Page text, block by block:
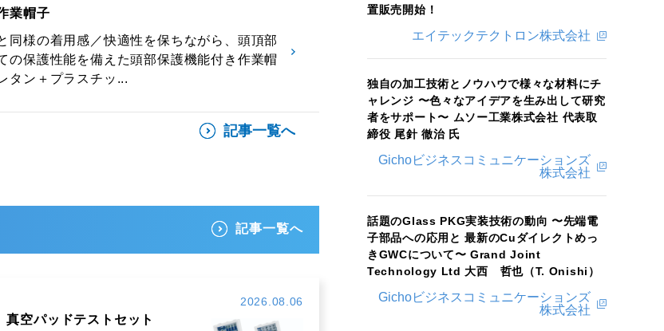
業帽子
同様の着用感／快適性を保ちながら、頭頂部
の保護性能を備えた頭部保護機能付き作業帽
タン＋プラスチッ...
記事一覧へ
記事一覧へ
2026.08.06
真空パッドテストセット
置販売開始！
エイテックテクトロン株式会社
独自の加工技術とノウハウで様々な材料にチ
ャレンジ 〜色々なアイデアを生み出して研究
者をサポート〜 ムソー工業株式会社 代表取
締役 尾針 徹治 氏
Gichoビジネスコミュニケーションズ
株式会社
話題のGlass PKG実装技術の動向 〜先端電
子部品への応用と 最新のCuダイレクトめっ
きGWCについて〜 Grand Joint
Technology Ltd 大西 哲也（T. Onishi）
Gichoビジネスコミュニケーションズ
株式会社